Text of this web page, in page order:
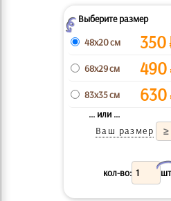
ZВыберите размер
48x20 см
350
68x29 см 490
83x35 см 630
... или ...
Ваш размер
кол-во: